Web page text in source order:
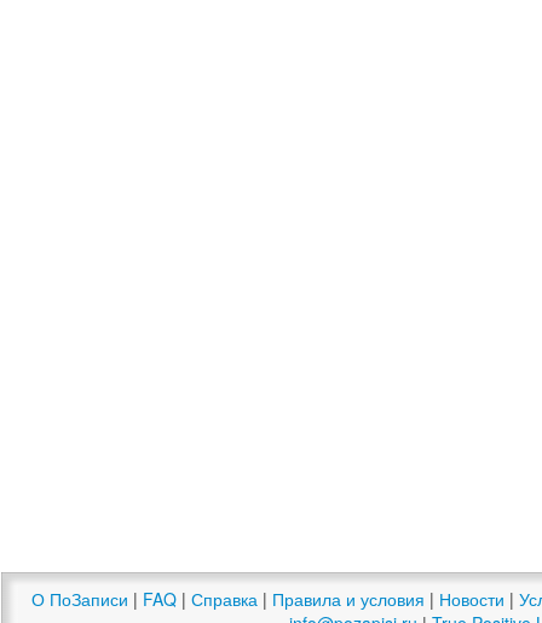
О ПоЗаписи | FAQ | Справка | Правила и условия | Новости |